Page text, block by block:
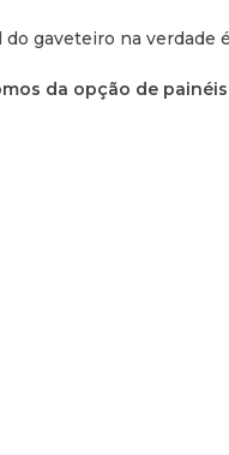
do gaveteiro na
da opção de